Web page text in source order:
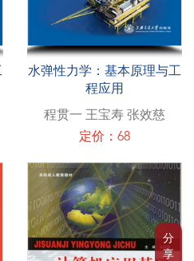
分
享
水弹性力学：基本原理与工
程应用
程贯一 王宝寿 张效慈
定价：68